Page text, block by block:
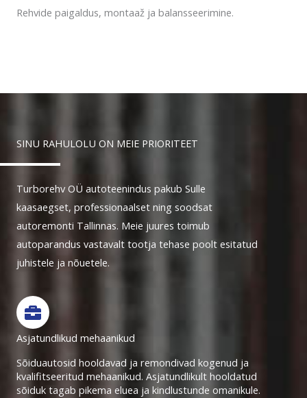
Rehvide paigaldus, montaaž ja balansseerimine.
SINU RAHULOLU ON MEIE PRIORITEET
Turborehv OÜ autoteenindus pakub Sulle
kaasaegset, professionaalset ning soodsat
autoremonti Tallinnas. Meie juures toimub
autoparandus vastavalt tootja tehase poolt esitatud
juhistele ja nõuetele.
Asjatundlikud mehaanikud
Sõiduautosid hooldavad ja remondivad kogenud ja
kvalifitseeritud mehaanikud. Asjatundlikult hooldatud
sõiduk tagab pikema eluea ja kindlustunde omanikule.